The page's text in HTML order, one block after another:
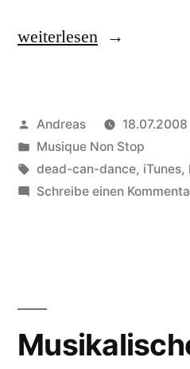
„Schnäppchen:
–
The
Silver
3,96
im
weiterlesen
Veröffentlicht
von
Andreas
18.07.2008
Veröffentlicht
in
Musique Non Stop
Schlagwörter:
dead-can-dance, iTunes,
Schreibe einen